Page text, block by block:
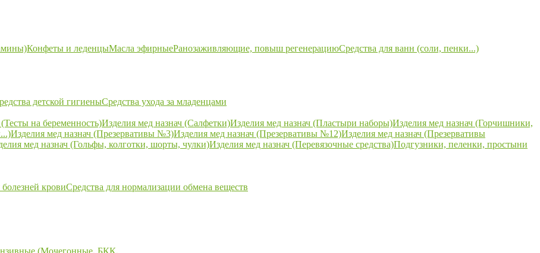
Конфеты и леденцыМасла эфирныеРанозаживляющие, повыш регенерациюСредства для ванн (соли, пенки...)
детской гигиеныСредства ухода за младенцами
на беременность)Изделия мед назнач (Салфетки)Изделия мед назнач (Пластыри наборы)Изделия мед назнач (Горчишники,
Изделия мед назнач (Презервативы №3)Изделия мед назнач (Презервативы №12)Изделия мед назнач (Презервативы
мед назнач (Гольфы, колготки, шорты, чулки)Изделия мед назнач (Перевязочные средства)Подгузники, пеленки, простыни
кровиСредства для нормализации обмена веществ